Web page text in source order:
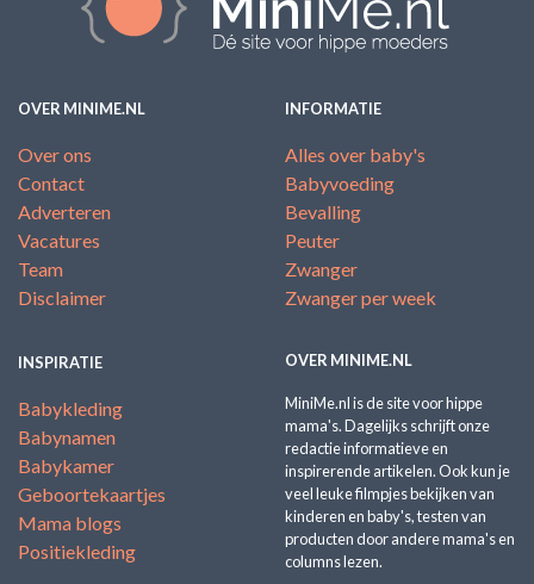
OVER MINIME.NL
Over ons
Contact
Adverteren
Vacatures
Team
Disclaimer
INFORMATIE
Alles over baby's
Babyvoeding
Bevalling
Peuter
Zwanger
Zwanger per week
INSPIRATIE
Babykleding
Babynamen
Babykamer
Geboortekaartjes
Mama blogs
Positiekleding
OVER MINIME.NL
MiniMe.nl is de site voor hippe
mama's. Dagelijks schrijft onze
redactie informatieve en
inspirerende artikelen. Ook kun je
veel leuke filmpjes bekijken van
kinderen en baby's, testen van
producten door andere mama's en
columns lezen.